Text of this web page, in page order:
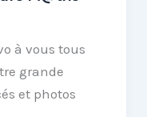
à vous tous
grande
et photos